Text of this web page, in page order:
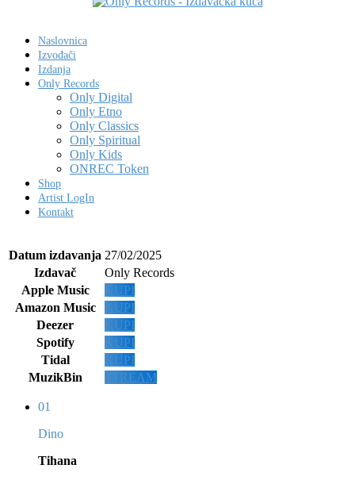
Naslovnica
Izvođači
Izdanja
Only Records
Only Digital
Only Etno
Only Classics
Only Spiritual
Only Kids
ONREC Token
Shop
Artist LogIn
Kontakt
Datum izdavanja 27/02/2025
Izdavač
Only Records
Apple Music
KUPI
Amazon Music
KUPI
Deezer
KUPI
Spotify
KUPI
Tidal
KUPI
MuzikBin
STREAM
01
Dino
Tihana